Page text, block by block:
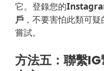
它。 登錄您的
戶 ，不要害怕此類可
嘗試。
方法五：聯繫IG